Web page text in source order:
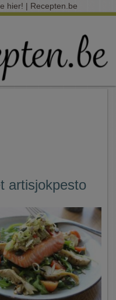
hier! | Recepten.be
artisjokpesto